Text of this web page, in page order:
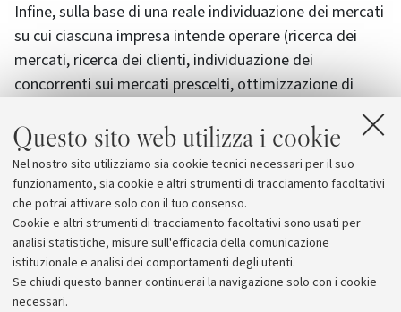
Questo sito web utilizza i cookie
Nel nostro sito utilizziamo sia cookie tecnici necessari per il suo
funzionamento, sia cookie e altri strumenti di tracciamento facoltativi
che potrai attivare solo con il tuo consenso.
Cookie e altri strumenti di tracciamento facoltativi sono usati per
analisi statistiche, misure sull'efficacia della comunicazione
istituzionale e analisi dei comportamenti degli utenti.
Se chiudi questo banner continuerai la navigazione solo con i cookie
necessari.
Infine, sulla base di una reale individuazione dei mercati
su cui ciascuna impresa intende operare (ricerca dei
mercati, ricerca dei clienti, individuazione dei
concorrenti sui mercati prescelti, ottimizzazione di
validità del progetto, con l’affiancamento dei
"temporary export manager", si procederà
all’attuazione operativa del piano di
internazionalizzazione.